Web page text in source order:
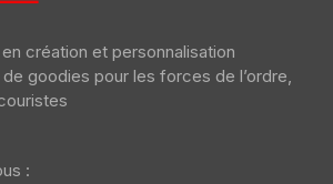
création et personnalisation
goodies pour les forces de l’ordre,
: